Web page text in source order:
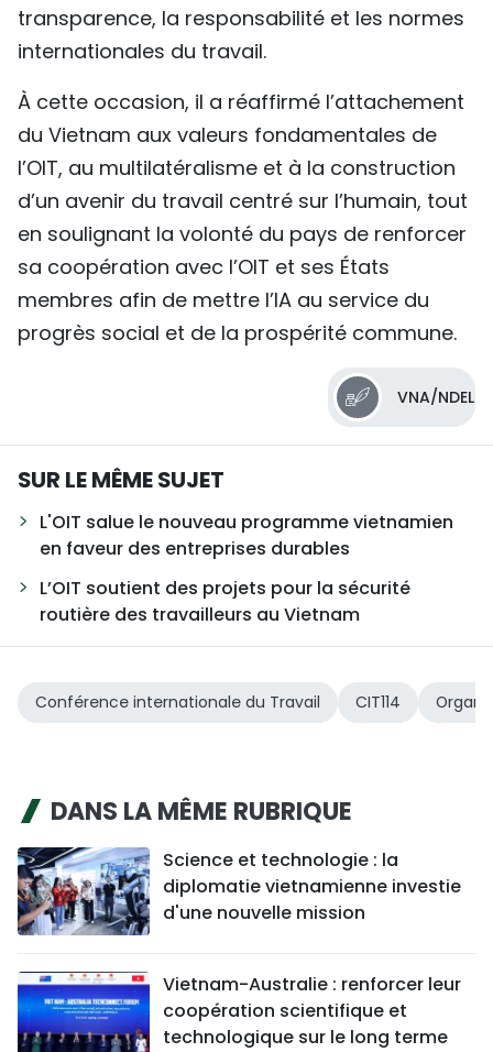
transparence, la responsabilité et les normes
internationales du travail.
À cette occasion, il a réaffirmé l’attachement
du Vietnam aux valeurs fondamentales de
l’OIT, au multilatéralisme et à la construction
d’un avenir du travail centré sur l’humain, tout
en soulignant la volonté du pays de renforcer
sa coopération avec l’OIT et ses États
membres afin de mettre l’IA au service du
progrès social et de la prospérité commune.
VNA/NDEL
SUR LE MÊME SUJET
L'OIT salue le nouveau programme vietnamien
en faveur des entreprises durables
L’OIT soutient des projets pour la sécurité
routière des travailleurs au Vietnam
Conférence internationale du Travail CIT114
DANS LA MÊME RUBRIQUE
Science et technologie : la
diplomatie vietnamienne investie
d'une nouvelle mission
Vietnam-Australie : renforcer leur
coopération scientifique et
technologique sur le long terme